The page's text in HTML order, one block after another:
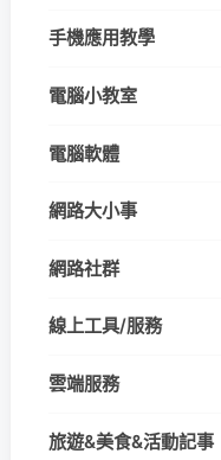
手機應用教學
電腦小教室
電腦軟體
網路大小事
網路社群
線上工具/服務
雲端服務
旅遊&美食&活動記事